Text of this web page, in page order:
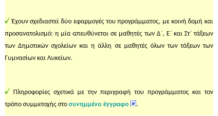
Έχουν σχεδιαστεί δύο εφαρμογές του προγράμματος, με κοινή δομή και
προσανατολισμό: η μία απευθύνεται σε μαθητές των Δ΄, Ε΄ και Στ΄ τάξεων
των Δημοτικών σχολείων και η άλλη σε μαθητές όλων των τάξεων των
Γυμνασίων και Λυκείων.
Πληροφορίες σχετικά με την περιγραφή του προγράμματος και τον
τρόπο συμμετοχής στο συνημμένο έγγραφο .